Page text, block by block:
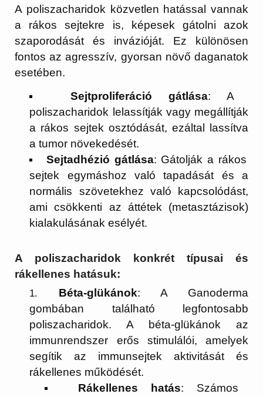
A poliszacharidok közvetlen hatással vannak
a rákos sejtekre is, képesek gátolni azok
szaporodását és invázióját. Ez különösen
fontos az agresszív, gyorsan növő daganatok
esetében.
Sejtproliferáció gátlása: A
poliszacharidok lelassítják vagy megállítják
a rákos sejtek osztódását, ezáltal lassítva
a tumor növekedését.
Sejtadhézió gátlása: Gátolják a rákos
sejtek egymáshoz való tapadását és a
normális szövetekhez való kapcsolódást,
ami csökkenti az áttétek (metasztázisok)
kialakulásának esélyét.
A poliszacharidok konkrét típusai és
rákellenes hatásuk:
Béta-glükánok: A Ganoderma
gombában található legfontosabb
poliszacharidok. A béta-glükánok az
immunrendszer erős stimulálói, amelyek
segítik az immunsejtek aktivitását és
rákellenes működését.
Rákellenes hatás: Számos